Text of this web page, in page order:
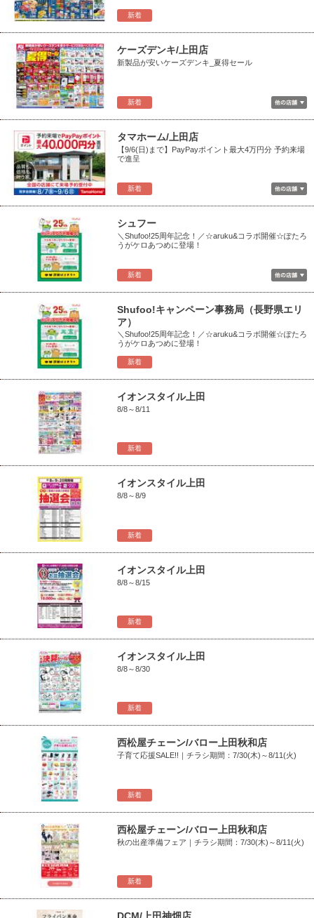
新着
新着
ケーズデンキ/上田店
新製品が安いケーズデンキ_夏得セール
新着
タマホーム/上田店
【9/6(日)まで】PayPayポイント最大4万円分 予約来場
で進呈
新着
シュフー
＼Shufoo!25周年記念！／☆aruku&コラボ開催☆ぽたろ
うがケロあつめに登場！
新着
Shufoo!キャンペーン事務局（長野県エリ
ア）
＼Shufoo!25周年記念！／☆aruku&コラボ開催☆ぽたろ
うがケロあつめに登場！
新着
イオンスタイル上田
8/8～8/11
新着
イオンスタイル上田
8/8～8/9
新着
イオンスタイル上田
8/8～8/15
新着
イオンスタイル上田
8/8～8/30
新着
西松屋チェーン/バロー上田秋和店
子育て応援SALE!!｜チラシ期間：7/30(木)～8/11(火)
新着
西松屋チェーン/バロー上田秋和店
秋の出産準備フェア｜チラシ期間：7/30(木)～8/11(火)